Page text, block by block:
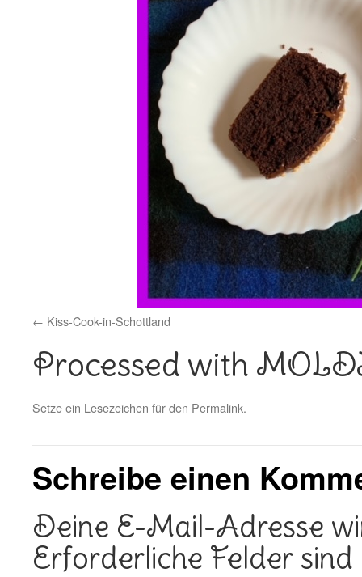
Kiss-Cook-in-Schottland
Processed with
Setze ein Lesezeichen für den Permalink.
Schreibe einen
Deine E-Mail-Adresse
Erforderliche Felder